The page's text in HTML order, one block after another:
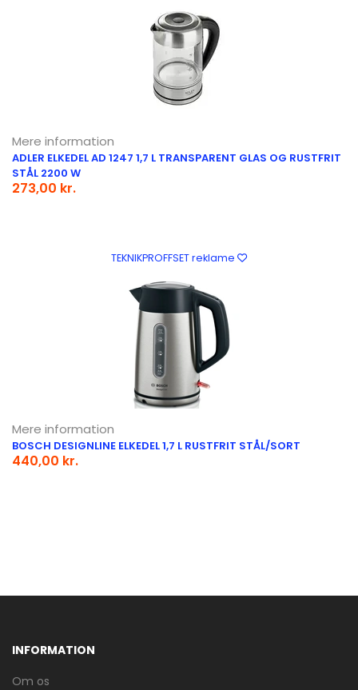
Mere information
ADLER ELKEDEL AD 1247 1,7 L TRANSPARENT GLAS OG RUSTFRIT
STÅL 2200 W
273,00 kr.
TEKNIKPROFFSET reklame
Mere information
BOSCH DESIGNLINE ELKEDEL 1,7 L RUSTFRIT STÅL/SORT
440,00 kr.
INFORMATION
Om os